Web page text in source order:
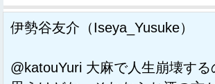
伊勢谷友介（Iseya_Yusuke）
@katouYuri 大麻で人生崩壊する